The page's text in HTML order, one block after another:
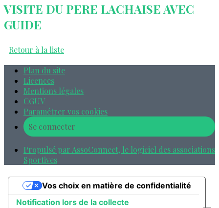
VISITE DU PERE LACHAISE AVEC
GUIDE
Retour à la liste
Plan du site
Licences
Mentions légales
CGUV
Paramétrer vos cookies
Se connecter
Propulsé par AssoConnect, le logiciel des associations
Sportives
Notification lors de la collecte
Vos choix en matière de confidentialité